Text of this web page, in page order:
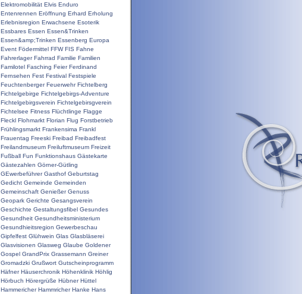
Elektromobilität Elvis Enduro
Entenrennen Eröffnung Erhard Erholung
Erlebnisregion Erwachsene Esoterik
Essbares Essen Essen&Trinken
Essen&amp;Trinken Essenberg Europa
Event Födermittel FFW FIS Fahne
Fahrerlager Fahrrad Familie Familien
Familotel Fasching Feier Ferdinand
Fernsehen Fest Festival Festspiele
Feuchtenberger Feuerwehr Fichtelberg
Fichtelgebirge Fichtelgebirgs-Adventure
Fichtelgebirgsverein Fichtelgebirsgverein
Fichtelsee Fitness Flüchtlinge Flagge
Fleckl Flohmarkt Florian Flug Forstbetrieb
Frühlingsmarkt Frankensima Frankl
Frauentag Freeski Freibad Freibadfest
Freilandmuseum Freiluftmuseum Freizeit
Fußball Fun Funktionshaus Gästekarte
Gästezahlen Görner-Gütling
GEwerbeführer Gasthof Geburtstag
Gedicht Gemeinde Gemeinden
Gemeinschaft Genießer Genuss
Geopark Gerichte Gesangsverein
Geschichte Gestaltungsfibel Gesundes
Gesundheit Gesundheitsministerium
Gesundhieitsregion Gewerbeschau
Gipfelfest Glühwein Glas Glasbläserei
Glasvisionen Glasweg Glaube Goldener
Gospel GrandPrix Grassemann Greiner
Gromadzki Grußwort Gutscheinprogramm
Häfner Häuserchronik Höhenklinik Höhlig
Hörbuch Hörergrüße Hübner Hüttel
Hammericher Hammricher Hanke Hans